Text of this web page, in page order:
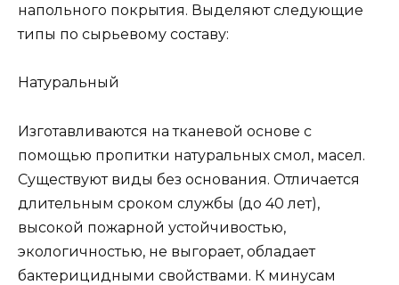
напольного покрытия. Выделяют следующие
типы по сырьевому составу:
Натуральный
Изготавливаются на тканевой основе с
помощью пропитки натуральных смол, масел.
Существуют виды без основания. Отличается
длительным сроком службы (до 40 лет),
высокой пожарной устойчивостью,
экологичностью, не выгорает, обладает
бактерицидными свойствами. К минусам